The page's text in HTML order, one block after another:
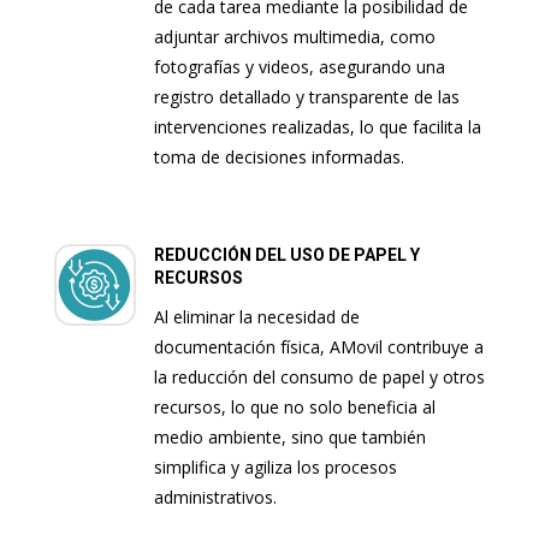
de cada tarea mediante la posibilidad de
adjuntar archivos multimedia, como
fotografías y videos, asegurando una
registro detallado y transparente de las
intervenciones realizadas, lo que facilita la
toma de decisiones informadas.
REDUCCIÓN DEL USO DE PAPEL Y
RECURSOS
Al eliminar la necesidad de
documentación física, AMovil contribuye a
la reducción del consumo de papel y otros
recursos, lo que no solo beneficia al
medio ambiente, sino que también
simplifica y agiliza los procesos
administrativos.